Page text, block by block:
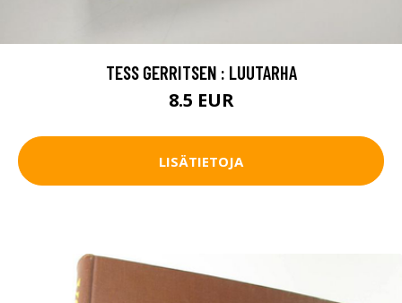
TESS GERRITSEN : LUUTARHA
8.5 EUR
LISÄTIETOJA